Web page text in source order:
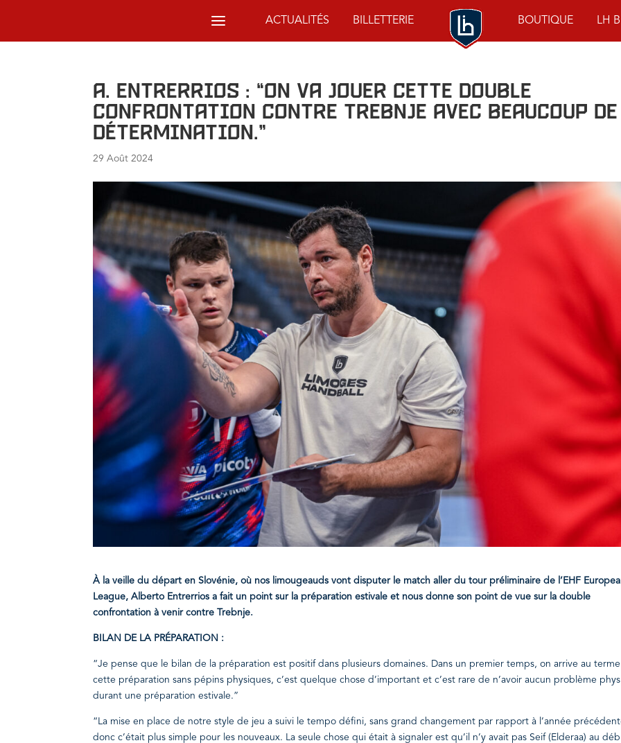
ACTUALITÉS BILLETTERIE BOUTIQUE LH
A. Entrerrios : “On va jouer cette double
confrontation contre Trebnje avec beaucoup de
détermination.”
29 Août 2024
À la veille du départ en Slovénie, où nos limougeauds vont disputer le match aller du tour préliminaire de l’EHF
League, Alberto Entrerrios a fait un point sur la préparation estivale et nous donne son point de vue sur la double
confrontation à venir contre Trebnje.
BILAN DE LA PRÉPARATION :
“Je pense que le bilan de la préparation est positif dans plusieurs domaines. Dans un premier temps, on arrive au
cette préparation sans pépins physiques, c’est quelque chose d’important et c’est rare de n’avoir aucun problème
durant une préparation estivale.”
“La mise en place de notre style de jeu a suivi le tempo défini, sans grand changement par rapport à l’année
donc c’était plus simple pour les nouveaux.
La seule chose qui était à signaler est qu’il n’y avait pas Seif (Elderaa) au